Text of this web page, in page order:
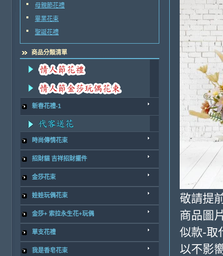
母親節花禮
畢業花束
聖誕花禮
商品分類清單
新春花禮-1
時尚傳情花束
招財貓 吉祥招財擺件
金莎花束
娃娃玩偶花束
金莎+ 索拉永生花+玩偶
單支花禮
我是香皂花束
敬請提
商品圖
似款-取
以不影